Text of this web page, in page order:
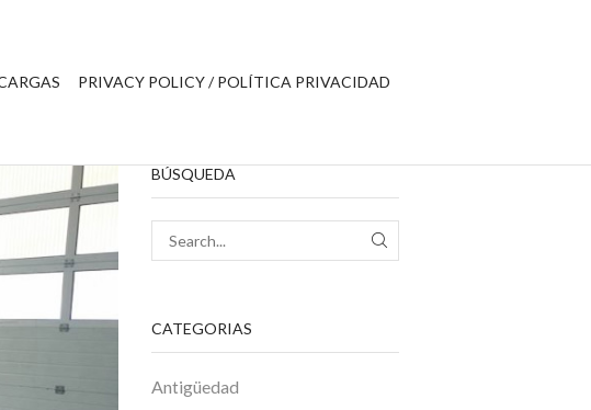
PRIVACY POLICY / POLÍTICA PRIVACIDAD
BÚSQUEDA
SEARCH
CATEGORIAS
Antigüedad